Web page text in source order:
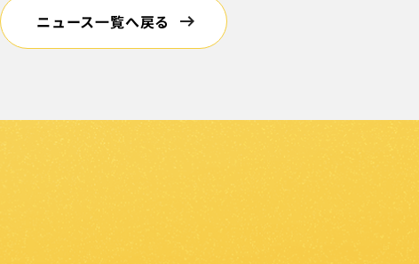
ニュース一覧へ戻る